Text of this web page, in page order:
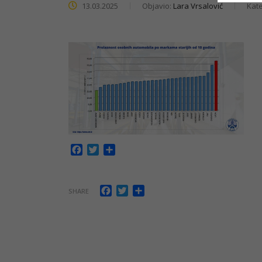
13.03.2025 Objavio: Lara Vrsalović
Facebook
Twitter
SHARE Facebook
Twitter